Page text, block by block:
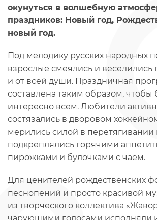
окунуться в волшебную
праздников: Новый год,
новый год.
Под мелодику русских народных
взрослые смеялись и веселились
и от всей души. Праздничная
составлена таким образом, чтобы
интересно всем. Любители
состязались в дворовом
мерились силой в перетягивании
подкреплялись горячими
пирожками и булочками с чаем.
Для ценителей рождественских
песнопений и просто красивой
из творческого коллектива